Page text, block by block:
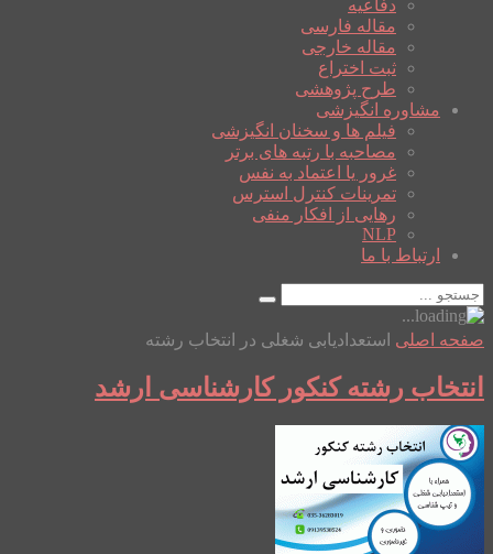
دفاعیه
مقاله فارسی
مقاله خارجی
ثبت اختراع
طرح پژوهشی
مشاوره انگیزشی
فیلم ها و سخنان انگیزشی
مصاحبه با رتبه های برتر
غرور یا اعتماد به نفس
تمرینات کنترل استرس
رهایی از افکار منفی
NLP
ارتباط با ما
صفحه اصلی استعدادیابی شغلی در انتخاب رشته
انتخاب رشته کنکور کارشناسی ارشد